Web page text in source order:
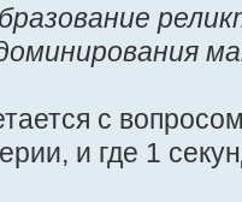
с
и где 1